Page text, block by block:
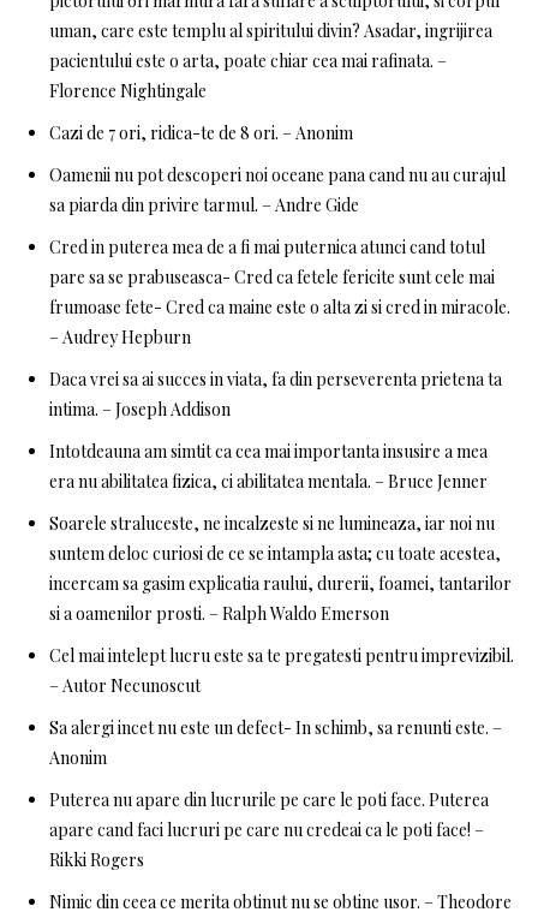
uman, care este templu al spiritului divin? Asadar, ingrijirea
pacientului este o arta, poate chiar cea mai rafinata. –
Florence Nightingale
Cazi de 7 ori, ridica-te de 8 ori. – Anonim
Oamenii nu pot descoperi noi oceane pana cand nu au curajul
sa piarda din privire tarmul. – Andre Gide
Cred in puterea mea de a fi mai puternica atunci cand totul
pare sa se prabuseasca- Cred ca fetele fericite sunt cele mai
frumoase fete- Cred ca maine este o alta zi si cred in miracole.
– Audrey Hepburn
Daca vrei sa ai succes in viata, fa din perseverenta prietena ta
intima. – Joseph Addison
Intotdeauna am simtit ca cea mai importanta insusire a mea
era nu abilitatea fizica, ci abilitatea mentala. – Bruce Jenner
Soarele straluceste, ne incalzeste si ne lumineaza, iar noi nu
suntem deloc curiosi de ce se intampla asta; cu toate acestea,
incercam sa gasim explicatia raului, durerii, foamei, tantarilor
si a oamenilor prosti. – Ralph Waldo Emerson
Cel mai intelept lucru este sa te pregatesti pentru imprevizibil.
– Autor Necunoscut
Sa alergi incet nu este un defect- In schimb, sa renunti este. –
Anonim
Puterea nu apare din lucrurile pe care le poti face. Puterea
apare cand faci lucruri pe care nu credeai ca le poti face! –
Rikki Rogers
Nimic din ceea ce merita obtinut nu se obtine usor. – Theodore